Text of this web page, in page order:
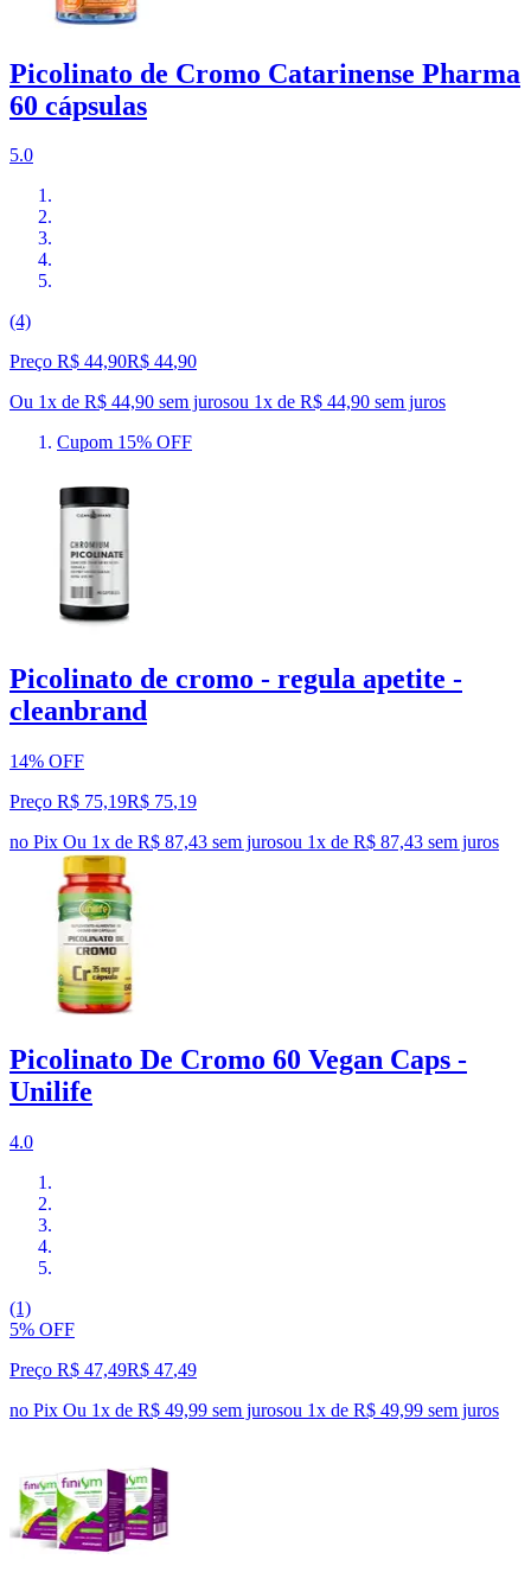
Picolinato de Cromo Catarinense Pharma
60 cápsulas
5.0
(4)
Preço R$ 44,90R$ 44,90
Ou 1x de R$ 44,90 sem jurosou 1x de R$ 44,90 sem juros
Cupom 15% OFF
Picolinato de cromo - regula apetite -
cleanbrand
14% OFF
Preço R$ 75,19R$ 75,19
no Pix Ou 1x de R$ 87,43 sem jurosou 1x de R$ 87,43 sem juros
Picolinato De Cromo 60 Vegan Caps -
Unilife
4.0
(1)
5% OFF
Preço R$ 47,49R$ 47,49
no Pix Ou 1x de R$ 49,99 sem jurosou 1x de R$ 49,99 sem juros